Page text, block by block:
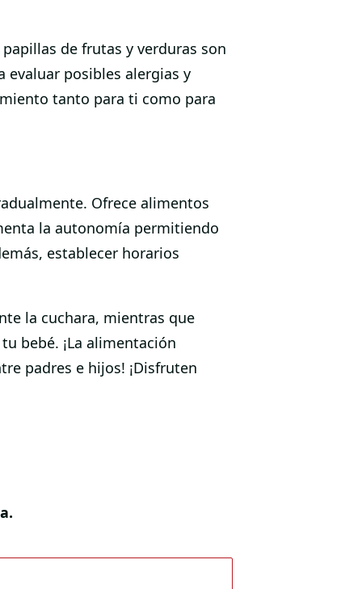
de frutas y verduras son
evaluar posibles alergias y
tanto para ti como para
Ofrece alimentos
la autonomía permitiendo
establecer horarios
la cuchara, mientras que
bebé. ¡La alimentación
padres e hijos! ¡Disfruten